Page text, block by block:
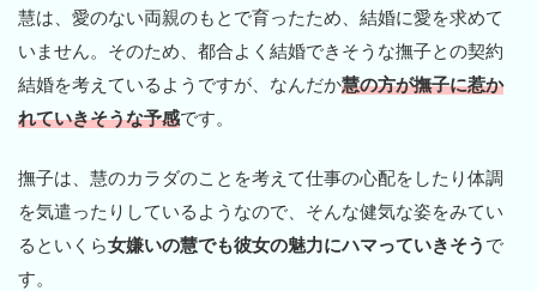
慧は、愛のない両親のもとで育ったため、結婚に愛を求めて
いません。そのため、都合よく結婚できそうな撫子との契約
結婚を考えているようですが、なんだか慧の方が撫子に惹か
れていきそうな予感です。
撫子は、慧のカラダのことを考えて仕事の心配をしたり体調
を気遣ったりしているようなので、そんな健気な姿をみてい
るといくら女嫌いの慧でも彼女の魅力にハマっていきそう で
す。